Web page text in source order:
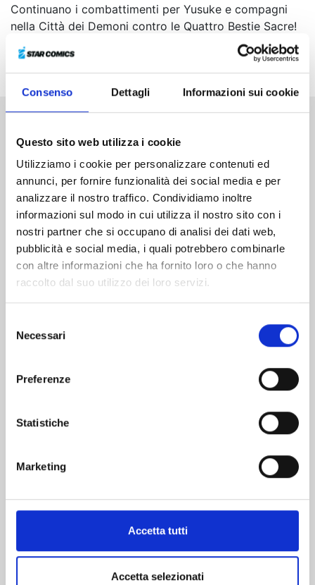
Consenso Dettagli Informazioni sui cookie
Questo sito web utilizza i cookie
Utilizziamo i cookie per personalizzare contenuti ed
annunci, per fornire funzionalità dei social media e per
analizzare il nostro traffico. Condividiamo inoltre
informazioni sul modo in cui utilizza il nostro sito con i
nostri partner che si occupano di analisi dei dati web,
pubblicità e social media, i quali potrebbero combinarle
con altre informazioni che ha fornito loro o che hanno
raccolto dal suo utilizzo dei loro servizi.
delNecessari
Preferenze
Statistiche
Marketing
Accetta tutti
Accetta selezionati
Continuano i combattimenti per Yusuke e compagni
nella Città dei Demoni contro le Quattro Bestie Sacre!
Dopo Kurama, tocca a Kuwabara scendere in campo...
Ne sarà all’altezza?
Altri volumi della serie
YU DEGLI SPETTRI NEW EDITION n. 19
Mostra tutto